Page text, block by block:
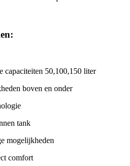
capaciteiten 50,100,150 liter
boven en onder
tank
mogelijkheden
comfort